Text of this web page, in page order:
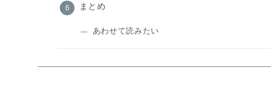
まとめ
あわせて読みたい